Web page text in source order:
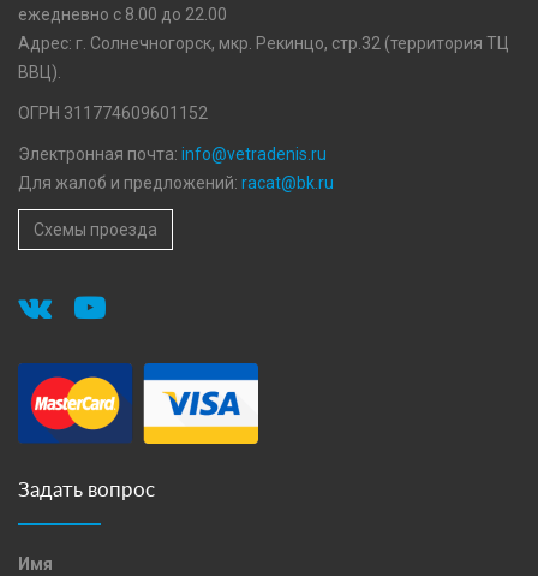
ежедневно с 8.00 до 22.00
Адрес: г. Солнечногорск, мкр. Рекинцо, стр.32 (территория ТЦ
ВВЦ).
ОГРН 311774609601152
Электронная почта: info@vetradenis.ru
Для жалоб и предложений: racat@bk.ru
Схемы проезда
Задать вопрос
Имя